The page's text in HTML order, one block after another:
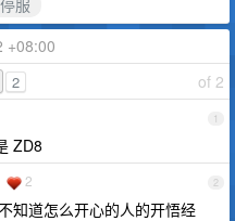
停服
+08:00
of 2
2
1
ZD8
2
2
知道怎么开心的人的开悟经